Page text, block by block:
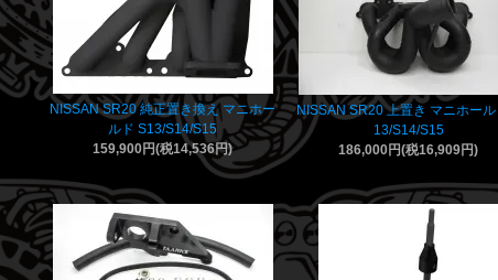
NISSAN SR20 純正置き換え マニホー
ルド S13/S14/S15
159,900円(税14,536円)
NISSAN SR20 上置き マニホー
13/S14/S15
186,000円(税16,909円)